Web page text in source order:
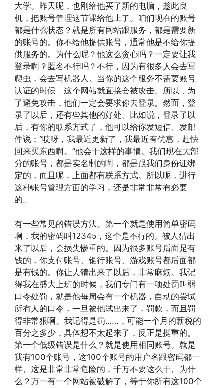
大学。昨天呢，也刚给他买了新的电脑，趁此良
机，把账号管理这节课给他上了。咱们现在的账号
都是什么状态？就是所有网站跟服务，都是需要新
的账号的。你不给他提供账号，通常他是不给你提
供服务的。为什么呢？他这么贪心吗？一定要让我
登录啊？匿名不行吗？不行，因为有很多人会去写
爬虫，会去写机器人。当你的这个服务不需要账号
认证的时候，这个网站就直接会被攻击。所以，为
了避免攻击，他们一定会要求你去登录。然而，登
录了以后，还有些其他的好处。比如说，登录了以
后，有你的联系方式了，他可以给你发短信、发邮
件说：“哎呀，我最近更新了，我最近有优惠，赶快
回来买东西啊。”他会干这样的事情。我们现在大部
分的账号，都是实名制的啊，都是跟我们身份证绑
定的，而且呢，上面都有联系方式。所以呢，进行
这种账号管理方面的学习，还是非常非常有必要
的。
有一些常见的错误方法。第一个就是使用简单密码
啊，我的密码叫12345，这个是不行的。被人猜出
来了以后，会损失惨重的。因为很多账号后面是有
钱的，你支付账号、银行账号、游戏账号都后面都
是有钱的。你让人猜出来了以后，非常麻烦。我记
得我在盛大上班的时候，我们专门有一项处罚叫弱
口令处罚，就是他每周会有一个机器，自动的尝试
所有人的口令，一旦被他试出来了，罚款，而且罚
得非常狠啊。我记得是罚……，可能一个月的薪税的
百分之多少，具体想不太起来了，反正是挺重的。
第一个低级错误是什么？就是使用相同账号。就是
我有100个账号，这100个账号的用户名跟密码都一
样。这是非常非常危险的，千万不要这么干。为什
么？万一有一个网站被破解了，等于你所有这100个